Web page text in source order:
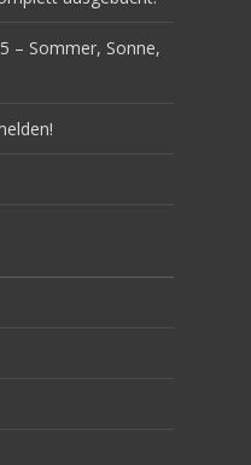
– Sommer, Sonne,